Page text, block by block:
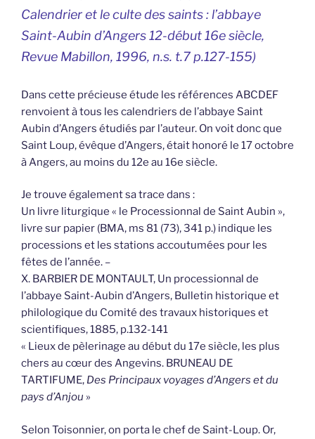
Calendrier et le culte des saints : l’abbaye
Saint-Aubin d’Angers 12-début 16e siècle,
Revue Mabillon, 1996, n.s. t.7 p.127-155)
Dans cette précieuse étude les références ABCDEF
renvoient à tous les calendriers de l’abbaye Saint
Aubin d’Angers étudiés par l’auteur. On voit donc que
Saint Loup, évêque d’Angers, était honoré le 17 octobre
à Angers, au moins du 12e au 16e siècle.
Je trouve également sa trace dans :
Un livre liturgique « le Processionnal de Saint Aubin »,
livre sur papier (BMA, ms 81 (73), 341 p.) indique les
processions et les stations accoutumées pour les
fêtes de l’année. –
X. BARBIER DE MONTAULT, Un processionnal de
l’abbaye Saint-Aubin d’Angers, Bulletin historique et
philologique du Comité des travaux historiques et
scientifiques, 1885, p.132-141
« Lieux de pèlerinage au début du 17e siècle, les plus
chers au cœur des Angevins. BRUNEAU DE
TARTIFUME, Des Principaux voyages d’Angers et du
pays d’Anjou »
Selon Toisonnier, on porta le chef de Saint-Loup. Or,